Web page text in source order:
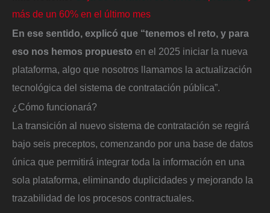
más de un 60% en el último mes
En ese sentido, explicó que “tenemos el reto, y para
eso nos hemos propuesto en el 2025 iniciar la nueva
plataforma, algo que nosotros llamamos la actualización
tecnológica del sistema de contratación pública”.
¿Cómo funcionará?
La transición al nuevo sistema de contratación se regirá
bajo seis preceptos, comenzando por una base de datos
única que permitirá integrar toda la información en una
sola plataforma, eliminando duplicidades y mejorando la
trazabilidad de los procesos contractuales.